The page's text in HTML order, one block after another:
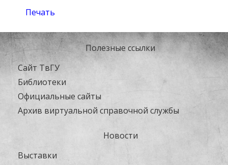
Печать
Полезные ссылки
Сайт ТвГУ
Библиотеки
Официальные сайты
Архив виртуальной справочной службы
Новости
Выставки